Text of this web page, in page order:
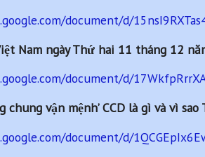
document/d/
Nam ngày Thứ hai 11 tháng 12
document/d/
chung vận mệnh’ CCD là gì và vì
document/d/